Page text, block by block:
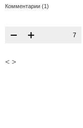
Комментарии (1)
7
< >